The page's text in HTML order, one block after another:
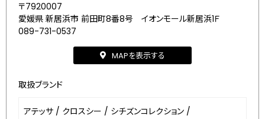
〒7920007
愛媛県 新居浜市 前田町8番8号 イオンモール新居浜1Ｆ
089-731-0537
MAPを表示する
取扱ブランド
アテッサ / クロスシー / シチズンコレクション /